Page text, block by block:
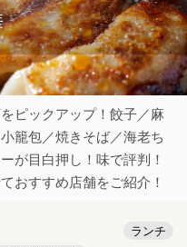
ピックアップ！餃子／麻
籠包／焼きそば／海老ち
が目白押し！味で評判！
おすすめ店舗をご紹介！
ランチ